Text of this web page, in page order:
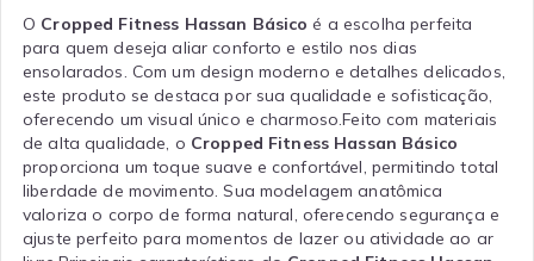
O Cropped Fitness Hassan Básicoé a escolha perfeita
para quem deseja aliar conforto e estilo nos dias
ensolarados. Com um design moderno e detalhes delicados,
este produto se destaca por sua qualidade e sofisticação,
oferecendo um visual único e charmoso.Feito com materiais
de alta qualidade, o Cropped Fitness Hassan Básico
proporciona um toque suave e confortável, permitindo total
liberdade de movimento. Sua modelagem anatômica
valoriza o corpo de forma natural, oferecendo segurança e
ajuste perfeito para momentos de lazer ou atividade ao ar